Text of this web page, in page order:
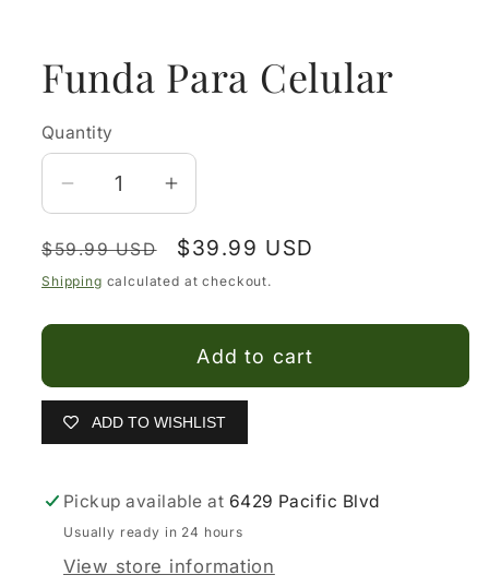
modal
Funda Para Celular
Quantity
Decrease
for
Funda
Increase
for
Funda
Regular
price
$59.99 USD
Sale
price
$39.99 USD
Shipping calculated at checkout.
Add to cart
ADD TO WISHLIST
Pickup available at 6429 Pacific Blvd
Usually ready in 24 hours
View store information